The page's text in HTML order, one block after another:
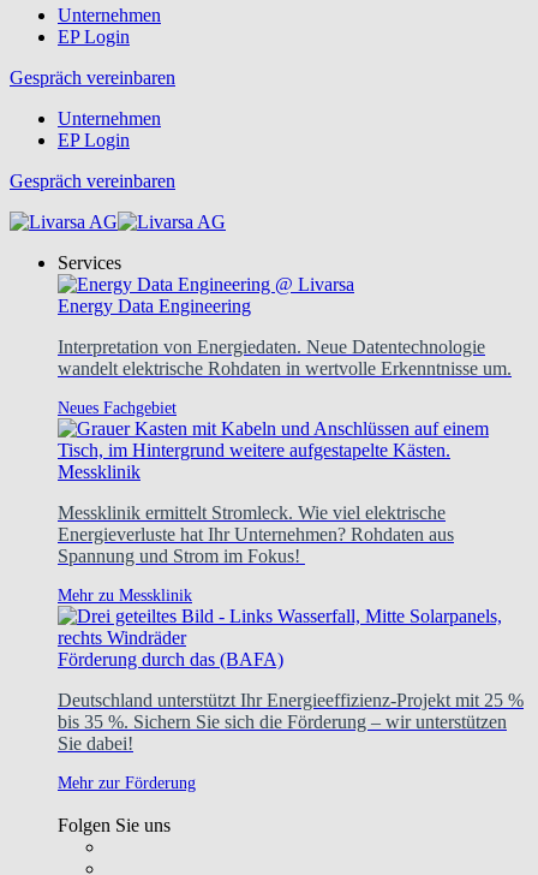
Unternehmen
EP Login
Gespräch vereinbaren
Unternehmen
EP Login
Gespräch vereinbaren
Services
Energy Data Engineering
Interpretation von Energiedaten. Neue Datentechnologie
wandelt elektrische Rohdaten in wertvolle Erkenntnisse um.
Neues Fachgebiet
Messklinik
Messklinik ermittelt Stromleck. Wie viel elektrische
Energieverluste hat Ihr Unternehmen? Rohdaten aus
Spannung und Strom im Fokus!
Mehr zu Messklinik
Förderung durch das (BAFA)
Deutschland unterstützt Ihr Energieeffizienz-Projekt mit 25 %
bis 35 %. Sichern Sie sich die Förderung – wir unterstützen
Sie dabei!
Mehr zur Förderung
Folgen Sie uns